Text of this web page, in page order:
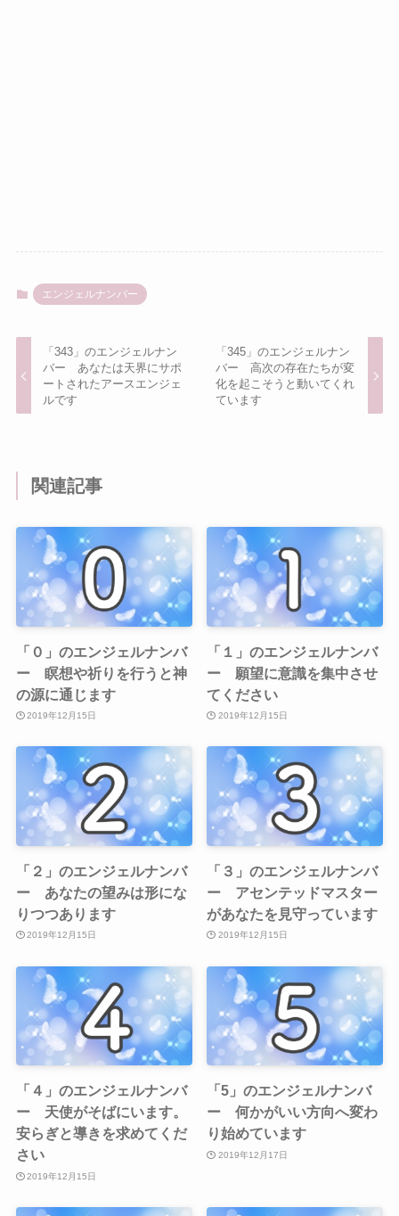
エンジェルナンバー
「343」のエンジェルナン
バー あなたは天界にサポ
ートされたアースエンジェ
ルです
「345」のエンジェルナン
バー 高次の存在たちが変
化を起こそうと動いてくれ
ています
関連記事
「０」のエンジェルナンバ
ー 瞑想や祈りを行うと神
の源に通じます
2019年12月15日
「１」のエンジェルナンバ
ー 願望に意識を集中させ
てください
2019年12月15日
「２」のエンジェルナンバ
ー あなたの望みは形にな
りつつあります
2019年12月15日
「３」のエンジェルナンバ
ー アセンテッドマスター
があなたを見守っています
2019年12月15日
「４」のエンジェルナンバ
ー 天使がそばにいます。
安らぎと導きを求めてくだ
さい
2019年12月15日
「5」のエンジェルナンバ
ー 何かがいい方向へ変わ
り始めています
2019年12月17日